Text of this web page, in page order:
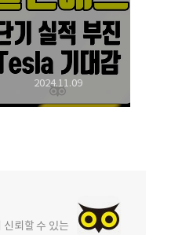
2024.11.09
뢰할 수 있는